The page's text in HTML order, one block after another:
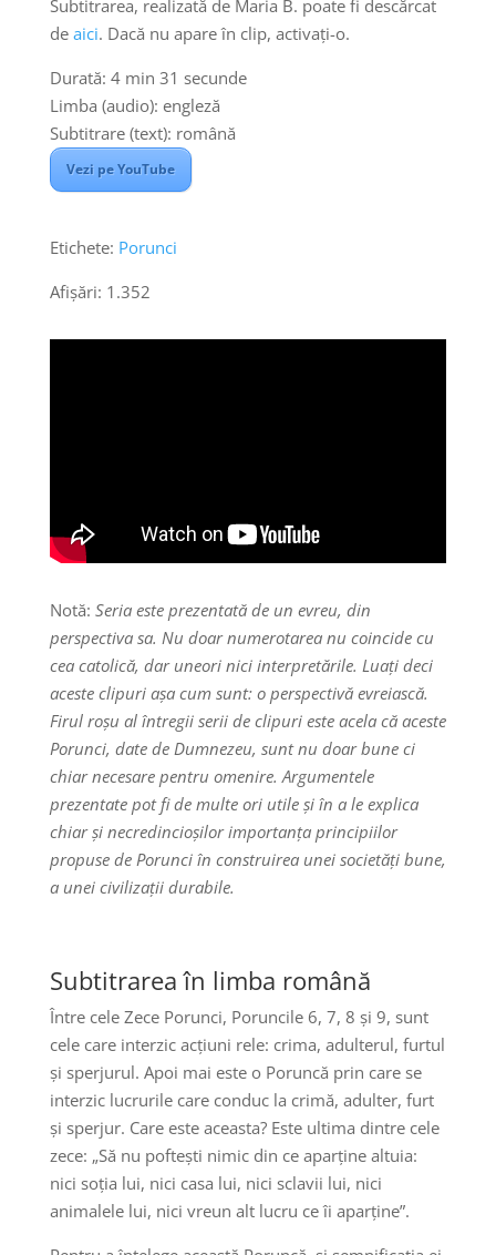
Subtitrarea, realizată de Maria B. poate fi descărcat
de aici. Dacă nu apare în clip, activați-o.
Durată: 4 min 31 secunde
Limba (audio): engleză
Subtitrare (text): română
Vezi pe YouTube
Etichete: Porunci
Afișări: 1.352
Notă: Seria este prezentată de un evreu, din
perspectiva sa. Nu doar numerotarea nu coincide cu
cea catolică, dar uneori nici interpretările. Luați deci
aceste clipuri așa cum sunt: o perspectivă evreiască.
Firul roșu al întregii serii de clipuri este acela că aceste
Porunci, date de Dumnezeu, sunt nu doar bune ci
chiar necesare pentru omenire. Argumentele
prezentate pot fi de multe ori utile și în a le explica
chiar și necredincioșilor importanța principiilor
propuse de Porunci în construirea unei societăți bune,
a unei civilizații durabile.
Subtitrarea în limba română
Între cele Zece Porunci, Poruncile 6, 7, 8 și 9, sunt
cele care interzic acțiuni rele: crima, adulterul, furtul
și sperjurul. Apoi mai este o Poruncă prin care se
interzic lucrurile care conduc la crimă, adulter, furt
și sperjur. Care este aceasta? Este ultima dintre cele
zece: „Să nu poftești nimic din ce aparține altuia:
nici soția lui, nici casa lui, nici sclavii lui, nici
animalele lui, nici vreun alt lucru ce îi aparține”.